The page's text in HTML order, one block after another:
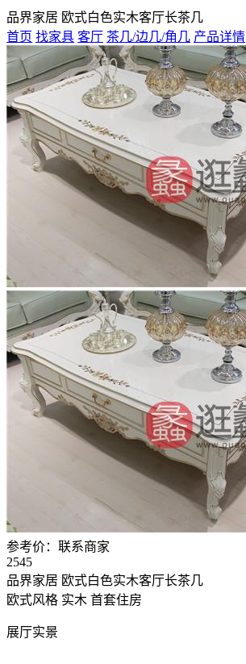
品界家居 欧式白色实木客厅长茶几
首页 找家具 客厅 茶几/边几/角几 产品详情
参考价： 联系商家
2545
品界家居 欧式白色实木客厅长茶几
欧式风格 实木 首套住房
展厅实景